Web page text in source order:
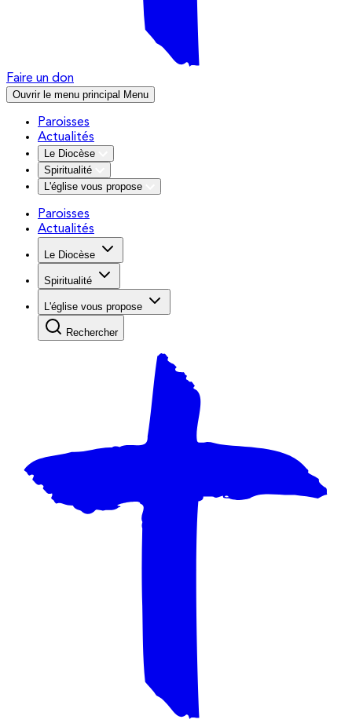
Faire un don
Ouvrir le menu principal Menu
Paroisses
Actualités
Le Diocèse
Spiritualité
L'église vous propose
Paroisses
Actualités
Le Diocèse
Spiritualité
L'église vous propose
Rechercher